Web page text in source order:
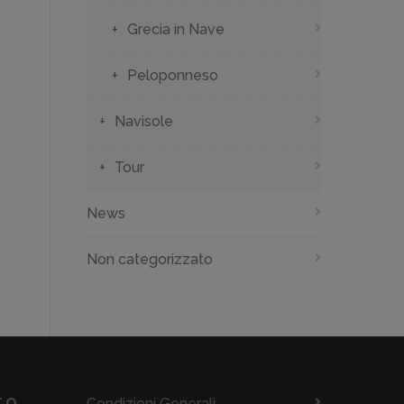
Grecia in Nave
Peloponneso
Navisole
Tour
News
Non categorizzato